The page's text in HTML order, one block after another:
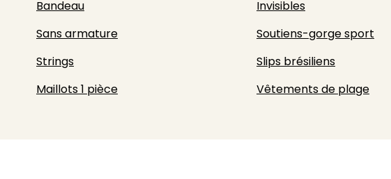
Bandeau
Invisibles
Sans armature
Soutiens-gorge sport
Strings
Slips brésiliens
Maillots 1 pièce
Vêtements de plage